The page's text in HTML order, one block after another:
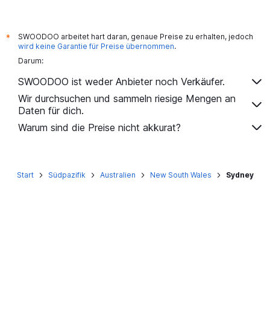
*
SWOODOO arbeitet hart daran, genaue Preise zu erhalten, jedoch
wird keine Garantie für Preise übernommen.
Darum:
SWOODOO ist weder Anbieter noch Verkäufer.
Wir durchsuchen und sammeln riesige Mengen an
Daten für dich.
Warum sind die Preise nicht akkurat?
Start Südpazifik Australien New South Wales Sydney